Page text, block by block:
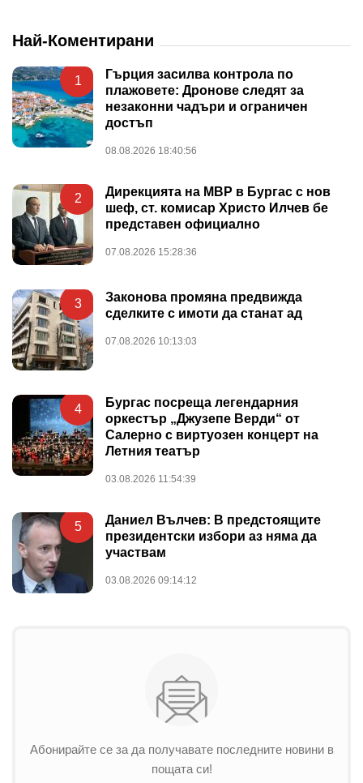
Най-Коментирани
1
Гърция засилва контрола по
плажовете: Дронове следят за
незаконни чадъри и ограничен
достъп
08.08.2026 18:40:56
2
Дирекцията на МВР в Бургас с нов
шеф, ст. комисар Христо Илчев бе
представен официално
07.08.2026 15:28:36
3
Законова промяна предвижда
сделките с имоти да станат ад
07.08.2026 10:13:03
4
Бургас посреща легендарния
оркестър „Джузепе Верди“ от
Салерно с виртуозен концерт на
Летния театър
03.08.2026 11:54:39
5
Даниел Вълчев: В предстоящите
президентски избори аз няма да
участвам
03.08.2026 09:14:12
Абонирайте се за да получавате последните новини в
пощата си!